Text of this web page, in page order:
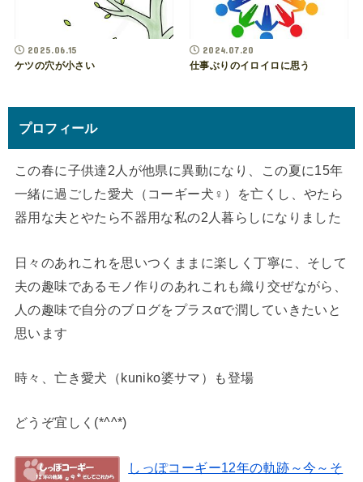
2025.06.15
ケツの穴が小さい
2024.07.20
仕事ぶりのイロイロに思う
プロフィール
この春に子供達2人が他県に異動になり、この夏に15年
一緒に過ごした愛犬（コーギー犬♀）を亡くし、やたら
器用な夫とやたら不器用な私の2人暮らしになりました
日々のあれこれを思いつくままに楽しく丁寧に、そして
夫の趣味であるモノ作りのあれこれも織り交ぜながら、
人の趣味で自分のブログをプラスαで潤していきたいと
思います
時々、亡き愛犬（kuniko婆サマ）も登場
どうぞ宜しく(*^^*)
しっぽコーギー12年の軌跡～今～そ